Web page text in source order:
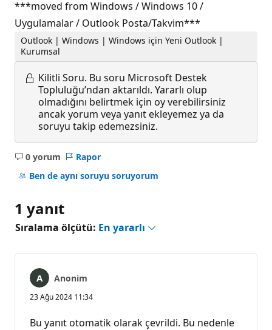
***moved from Windows / Windows 10 /
Uygulamalar / Outlook Posta/Takvim***
Outlook | Windows | Windows için Yeni Outlook |
Kurumsal
Kilitli Soru. Bu soru Microsoft Destek
Topluluğu’ndan aktarıldı. Yararlı olup
olmadığını belirtmek için oy verebilirsiniz
ancak yorum veya yanıt ekleyemez ya da
soruyu takip edemezsiniz.
0 yorum
Açıklama
yok
Rapor
Ben de aynı soruyu soruyorum
1 yanıt
Sıralama ölçütü: En yararlı
Anonim
23 Ağu 2024 11:34
Bu yanıt otomatik olarak çevrildi. Bu nedenle